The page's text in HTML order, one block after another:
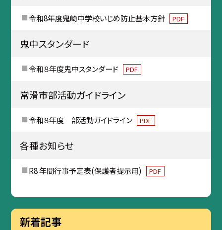
令和8年度鬼崎中学校いじめ防止基本方針 PDF
鬼中スタンダード
令和８年度鬼中スタンダード PDF
常滑市部活動ガイドライン
令和８年度 部活動ガイドライン PDF
各種お知らせ
R8 年間行事予定表(保護者提示用) PDF
新着記事